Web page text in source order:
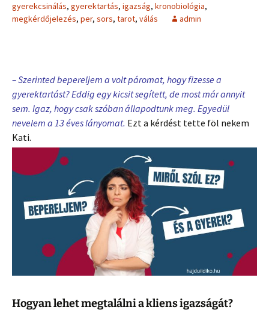
gyerekcsinálás, gyerektartás, igazság, kronobiológia,
megkérdőjelezés, per, sors, tarot, válás admin
– Szerinted bepereljem a volt páromat, hogy fizesse a
gyerektartást? Eddig egy kicsit segített, de most már annyit
sem. Igaz, hogy csak szóban állapodtunk meg. Egyedül
nevelem a 13 éves lányomat. Ezt a kérdést tette föl nekem
Kati.
Hogyan lehet megtalálni a kliens igazságát?